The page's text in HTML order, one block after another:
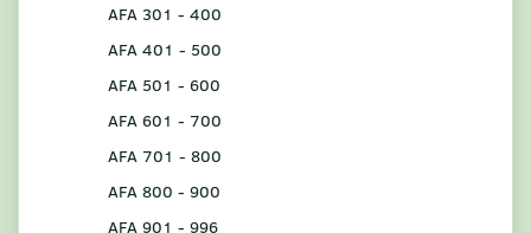
AFA 301 - 400
AFA 401 - 500
AFA 501 - 600
AFA 601 - 700
AFA 701 - 800
AFA 800 - 900
AFA 901 - 996